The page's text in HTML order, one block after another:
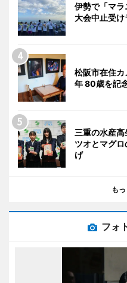
伊勢で「マ
大会中止受
松阪市在住
年 80歳を記
三重の水産
ツオとマグ
げ
も
フォ